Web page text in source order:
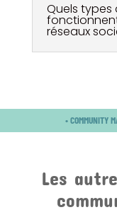
Quels
réseaux
• COMMUNITY
Les